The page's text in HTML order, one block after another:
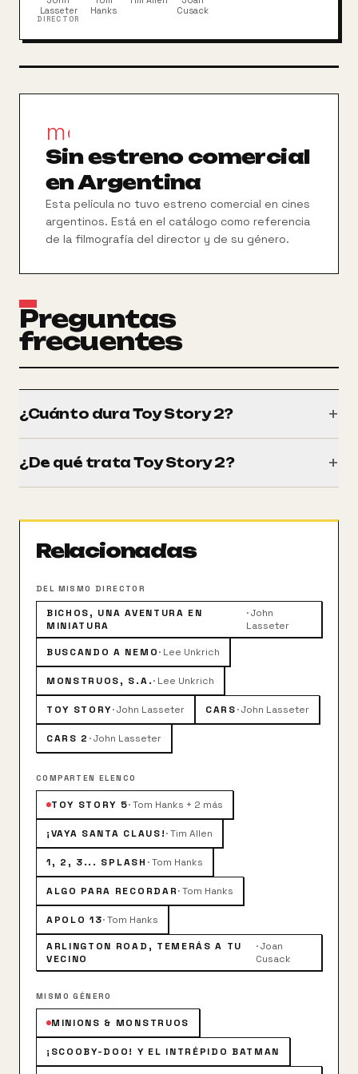
Lasseter
DIRECTOR
Hanks
Cusack
movie_filter
Sin estreno comercial
en Argentina
Esta película no tuvo estreno comercial en cines
argentinos. Está en el catálogo como referencia
de la filmografía del director y de su género.
Preguntas
frecuentes
¿Cuánto dura Toy Story 2? +
¿De qué trata Toy Story 2? +
Woody. Buzz Lightyear y el resto de los juguetes de
poniéndose al frente de una operación de rescate
durante la cual se enfrentarán a múltiples peligros y
divertidas situaciones.
Relacionadas
DEL MISMO DIRECTOR
BICHOS, UNA AVENTURA EN
MINIATURA
·John
Lasseter
BUSCANDO A NEMO· Lee Unkrich
MONSTRUOS, S.A.· Lee Unkrich
TOY STORY·John Lasseter CARS·John Lasseter
CARS 2 ·John Lasseter
COMPARTEN ELENCO
TOY STORY 5·Tom Hanks + 2 más
¡VAYA SANTA CLAUS!·Tim Allen
1, 2, 3... SPLASH ·Tom Hanks
ALGO PARA RECORDAR·Tom Hanks
APOLO 13·Tom Hanks
ARLINGTON ROAD, TEMERÁS A TU
VECINO
·Joan
Cusack
MISMO GÉNERO
MINIONS & MONSTRUOS
¡SCOOBY-DOO! Y EL INTRÉPIDO BATMAN